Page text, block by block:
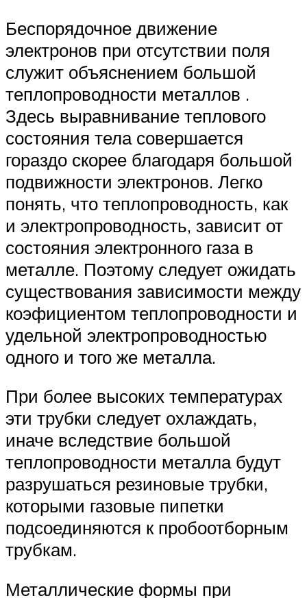
Беспорядочное движение
электронов при отсутствии поля
служит объяснением большой
теплопроводности металлов .
Здесь выравнивание теплового
состояния тела совершается
гораздо скорее благодаря большой
подвижности электронов. Легко
понять, что теплопроводность, как
и электропроводность, зависит от
состояния электронного газа в
металле. Поэтому следует ожидать
существования зависимости между
коэфициентом теплопроводности и
удельной электропроводностью
одного и того же металла.
При более высоких температурах
эти трубки следует охлаждать,
иначе вследствие большой
теплопроводности металла будут
разрушаться резиновые трубки,
которыми газовые пипетки
подсоединяются к пробоотборным
трубкам.
Металлические формы при